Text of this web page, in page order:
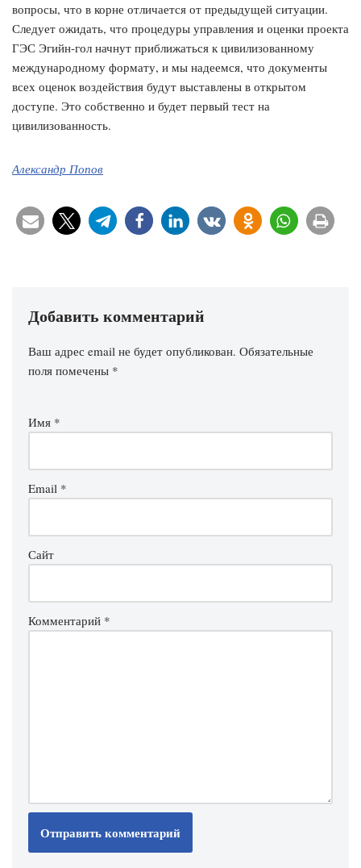
вопросы, что в корне отличается от предыдущей ситуации.
Следует ожидать, что процедуры управления и оценки проекта
ГЭС Эгийн-гол начнут приближаться к цивилизованному
международному формату, и мы надеемся, что документы
всех оценок воздействия будут выставлены в открытом
доступе. Это собственно и будет первый тест на
цивилизованность.
Александр Попов
Добавить комментарий
Ваш адрес email не будет опубликован. Обязательные
поля помечены *
Имя *
Email *
Сайт
Комментарий *